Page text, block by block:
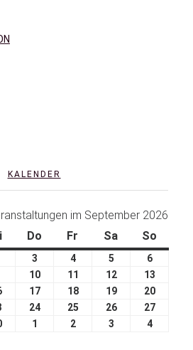
KALENDER
im September 2026
Do Fr Sa So
3 4 5
6
10 11 12
13
17 18 19
20
24 25 26
27
1 2 3 4